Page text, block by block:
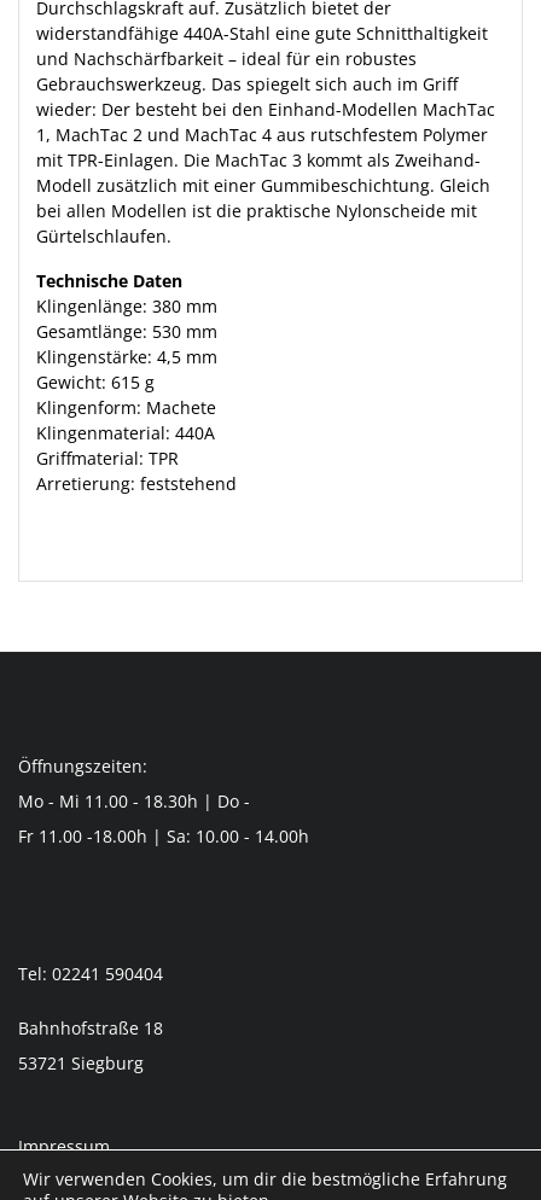
Durchschlagskraft auf. Zusätzlich bietet der
widerstandfähige 440A-Stahl eine gute Schnitthaltigkeit
und Nachschärfbarkeit – ideal für ein robustes
Gebrauchswerkzeug. Das spiegelt sich auch im Griff
wieder: Der besteht bei den Einhand-Modellen MachTac
1, MachTac 2 und MachTac 4 aus rutschfestem Polymer
mit TPR-Einlagen. Die MachTac 3 kommt als Zweihand-
Modell zusätzlich mit einer Gummibeschichtung. Gleich
bei allen Modellen ist die praktische Nylonscheide mit
Gürtelschlaufen.
Technische Daten
Klingenlänge: 380 mm
Gesamtlänge: 530 mm
Klingenstärke: 4,5 mm
Gewicht: 615 g
Klingenform: Machete
Klingenmaterial: 440A
Griffmaterial: TPR
Arretierung: feststehend
Öffnungszeiten:
Mo - Mi 11.00 - 18.30h | Do -
Fr 11.00 -18.00h | Sa: 10.00 - 14.00h
Tel: 02241 590404
Bahnhofstraße 18
53721 Siegburg
Impressum
Datenschutzerklärung
Wir verwenden Cookies, um dir die bestmögliche Erfahrung